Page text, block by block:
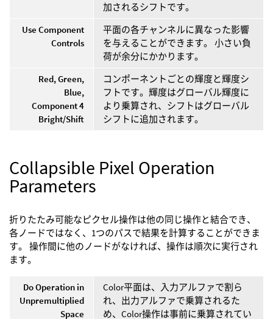
加されるシフトです。
Use Component
Controls
平面の各チャンネルに異なった影響
を与えることができます。 小さい負
荷が余分にかかります。
Red, Green,
Blue,
Component 4
Bright/Shift
コンポーネントごとの輝度と輝度シ
フトです。輝度はグローバル輝度に
より乗算され、シフトはグローバル
シフトに追加されます。
Collapsible Pixel Operation
Parameters
折りたたみ可能なピクセル操作は他の同じ操作と結合でき、
各ノードではなく、1つのパスで結果を計算することができま
す。 操作間に他のノードがなければ、操作は順次に実行され
ます。
Do Operation in
Unpremultiplied
Space
Color平面は、入力アルファで割ら
れ、出力アルファで乗算されるた
め、Color操作は事前に乗算されてい